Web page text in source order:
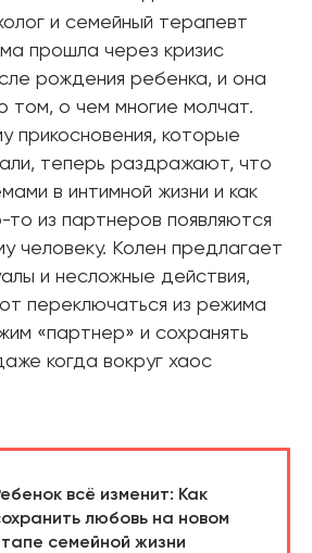
и семейный терапевт
прошла через кризис
рождения ребенка, и она
том, о чем многие молчат.
прикосновения, которые
теперь раздражают, что
в интимной жизни и как
то из партнеров появляются
человеку. Колен предлагает
и несложные действия,
переключаться из режима
«партнер» и сохранять
когда вокруг хаос
всё изменит: Как
любовь на новом
семейной жизни